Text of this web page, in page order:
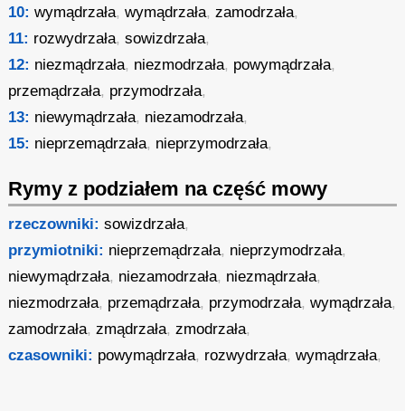
10: wymądrzała,wymądrzała,zamodrzała,
11: rozwydrzała,sowizdrzała,
12: niezmądrzała, niezmodrzała, powymądrzała,
przemądrzała, przymodrzała,
13: niewymądrzała, niezamodrzała,
15: nieprzemądrzała, nieprzymodrzała,
Rymy z podziałem na część mowy
rzeczowniki: sowizdrzała,
przymiotniki: nieprzemądrzała, nieprzymodrzała,
niewymądrzała, niezamodrzała, niezmądrzała,
niezmodrzała, przemądrzała, przymodrzała,wymądrzała,
zamodrzała,zmądrzała,zmodrzała,
czasowniki: powymądrzała, rozwydrzała,wymądrzała,